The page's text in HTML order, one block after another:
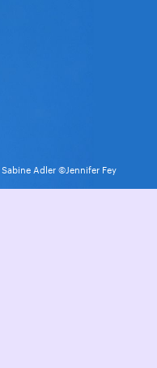
Sabine Adler ©Jennifer Fey